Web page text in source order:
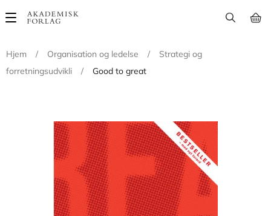
Main
Hjem
/ Organisation og ledelse /
Strategi og
forretningsudvikli
/ Good to great